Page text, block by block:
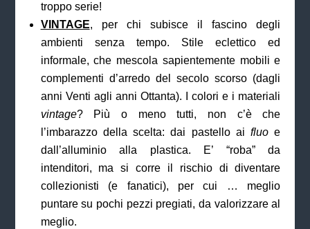
troppo serie!
VINTAGE, per chi subisce il fascino degli
ambienti senza tempo. Stile eclettico ed
informale, che mescola sapientemente mobili e
complementi d’arredo del secolo scorso (dagli
anni Venti agli anni Ottanta). I colori e i materiali
vintage? Più o meno tutti, non c’è che
l’imbarazzo della scelta: dai pastello aifluo e
dall’alluminio alla plastica. E’ “roba” da
intenditori, ma si corre il rischio di diventare
collezionisti (e fanatici), per cui … meglio
puntare su pochi pezzi pregiati, da valorizzare al
meglio.